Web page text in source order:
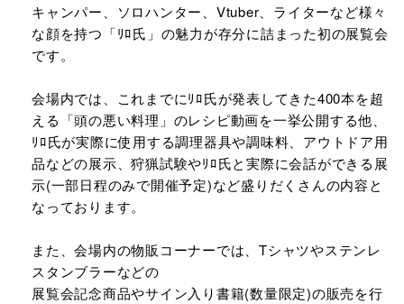
キャンパー、ソロハンター、Vtuber、ライターなど様々
な顔を持つ「ﾘﾛ氏」の魅力が存分に詰まった初の展覧会
です。
会場内では、これまでにﾘﾛ氏が発表してきた400本を超
える「頭の悪い料理」のレシピ動画を一挙公開する他、
ﾘﾛ氏が実際に使用する調理器具や調味料、アウトドア用
品などの展示、狩猟試験やﾘﾛ氏と実際に会話ができる展
示(一部日程のみで開催予定)など盛りだくさんの内容と
なっております。
また、会場内の物販コーナーでは、Tシャツやステンレ
スタンブラーなどの
展覧会記念商品やサイン入り書籍(数量限定)の販売を行